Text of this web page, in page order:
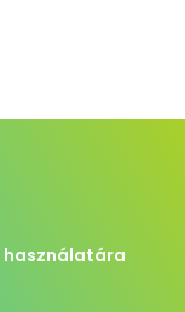
használatára